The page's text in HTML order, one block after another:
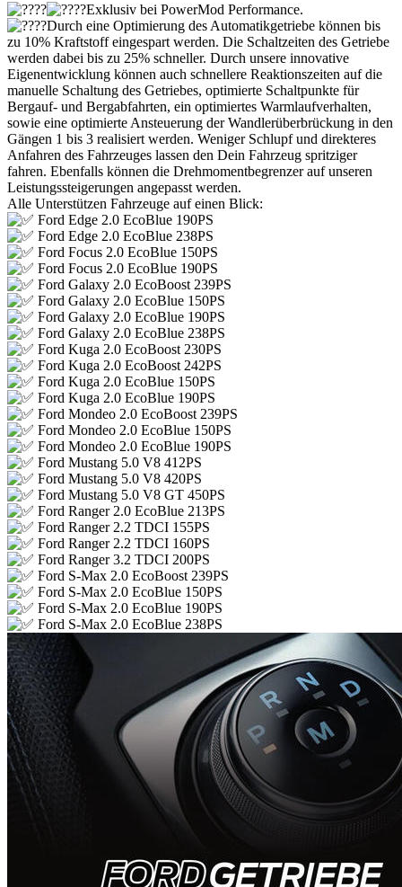
Exklusiv bei PowerMod Performance.
Durch eine Optimierung des Automatikgetriebe können bis
zu 10% Kraftstoff eingespart werden. Die Schaltzeiten des Getriebe
werden dabei bis zu 25% schneller. Durch unsere innovative
Eigenentwicklung können auch schnellere Reaktionszeiten auf die
manuelle Schaltung des Getriebes, optimierte Schaltpunkte für
Bergauf- und Bergabfahrten, ein optimiertes Warmlaufverhalten,
sowie eine optimierte Ansteuerung der Wandlerüberbrückung in den
Gängen 1 bis 3 realisiert werden. Weniger Schlupf und direkteres
Anfahren des Fahrzeuges lassen den Dein Fahrzeug spritziger
fahren. Ebenfalls können die Drehmomentbegrenzer auf unseren
Leistungssteigerungen angepasst werden.
Alle Unterstützen Fahrzeuge auf einen Blick:
Ford Edge 2.0 EcoBlue 190PS
Ford Edge 2.0 EcoBlue 238PS
Ford Focus 2.0 EcoBlue 150PS
Ford Focus 2.0 EcoBlue 190PS
Ford Galaxy 2.0 EcoBoost 239PS
Ford Galaxy 2.0 EcoBlue 150PS
Ford Galaxy 2.0 EcoBlue 190PS
Ford Galaxy 2.0 EcoBlue 238PS
Ford Kuga 2.0 EcoBoost 230PS
Ford Kuga 2.0 EcoBoost 242PS
Ford Kuga 2.0 EcoBlue 150PS
Ford Kuga 2.0 EcoBlue 190PS
Ford Mondeo 2.0 EcoBoost 239PS
Ford Mondeo 2.0 EcoBlue 150PS
Ford Mondeo 2.0 EcoBlue 190PS
Ford Mustang 5.0 V8 412PS
Ford Mustang 5.0 V8 420PS
Ford Mustang 5.0 V8 GT 450PS
Ford Ranger 2.0 EcoBlue 213PS
Ford Ranger 2.2 TDCI 155PS
Ford Ranger 2.2 TDCI 160PS
Ford Ranger 3.2 TDCI 200PS
Ford S-Max 2.0 EcoBoost 239PS
Ford S-Max 2.0 EcoBlue 150PS
Ford S-Max 2.0 EcoBlue 190PS
Ford S-Max 2.0 EcoBlue 238PS